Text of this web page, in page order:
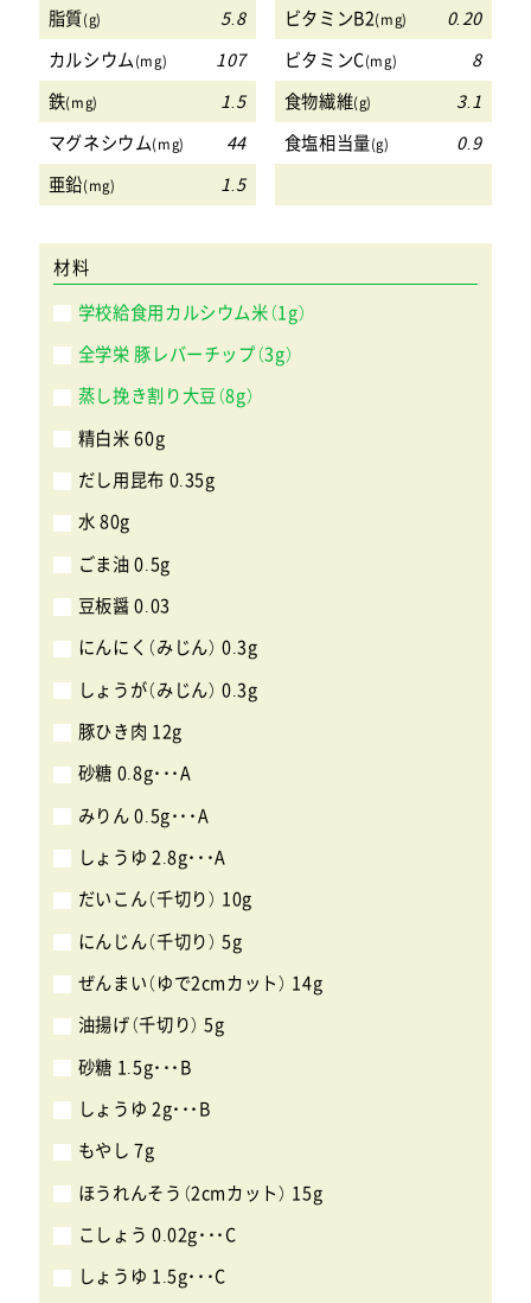
脂質(g) 5.8 ビタミンB2(mg)
0.20
カルシウム(mg) 107 ビタミンC(mg)
8
鉄(mg) 1.5 食物繊維(g)
3.1
マグネシウム(mg) 44 食塩相当量(g)
0.9
亜鉛(mg) 1.5
材料
学校給食用カルシウム米（1g）
全学栄 豚レバーチップ（3g）
蒸し挽き割り大豆（8g）
精白米 60g
だし用昆布 0.35g
水 80g
ごま油 0.5g
豆板醤 0.03
にんにく（みじん） 0.3g
しょうが（みじん） 0.3g
豚ひき肉 12g
砂糖 0.8g・・・A
みりん 0.5g・・・A
しょうゆ 2.8g・・・A
だいこん（千切り） 10g
にんじん（千切り） 5g
ぜんまい（ゆで2cmカット） 14g
油揚げ（千切り） 5g
砂糖 1.5g・・・B
しょうゆ 2g・・・B
もやし 7g
ほうれんそう（2cmカット） 15g
こしょう 0.02g・・・C
しょうゆ 1.5g・・・C